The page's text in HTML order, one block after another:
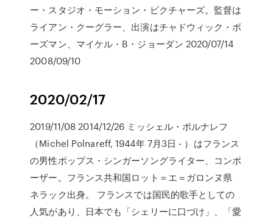
ー・スタジオ・モーション・ピクチャーズ。監督は
ライアン・クーグラー、出演はチャドウィック・ボ
ーズマン、マイケル・B・ジョーダン 2020/07/14
2008/09/10
2020/02/17
2019/11/08 2014/12/26 ミッシェル・ポルナレフ
（Michel Polnareff, 1944年 7月3日 - ）はフランス
の男性ポップス・シンガーソングライター、コンポ
ーザー。フランス共和国ロット＝エ＝ガロンヌ県
ネラック出身。 フランスでは国民的歌手としての
人気があり、日本でも「シェリーに口づけ」、「愛